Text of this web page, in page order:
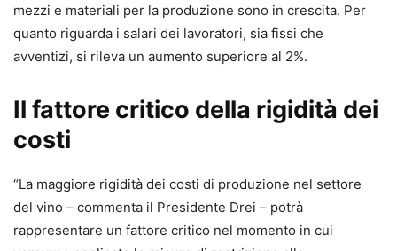
mezzi e materiali per la produzione sono in crescita. Per
quanto riguarda i salari dei lavoratori, sia fissi che
avventizi, si rileva un aumento superiore al 2%.
Il fattore critico della rigidità dei
costi
“La maggiore rigidità dei costi di produzione nel settore
del vino – commenta il Presidente Drei – potrà
rappresentare un fattore critico nel momento in cui